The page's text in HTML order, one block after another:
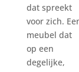
dat spreekt
voor zich.
meubel dat
op een
degelijke,